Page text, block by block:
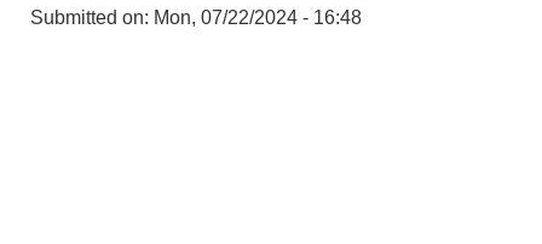
Submitted on: Mon, 07/22/2024 - 16:48